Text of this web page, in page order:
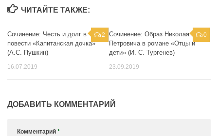
ЧИТАЙТЕ ТАКЖЕ:
2
Сочинение: Честь и долг в
повести «Капитанская дочка»
(А.С. Пушкин)
16.07.2019
0
Сочинение: Образ Николая
Петровича в романе «Отцы и
дети» (И. С. Тургенев)
23.09.2019
ДОБАВИТЬ КОММЕНТАРИЙ
Комментарий *